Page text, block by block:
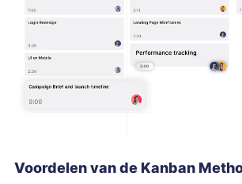
Voordelen van de Kanban